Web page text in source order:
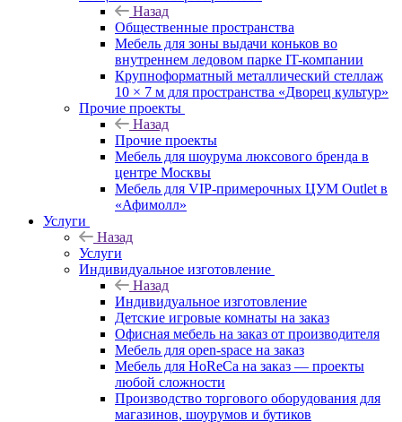
Назад
Общественные пространства
Мебель для зоны выдачи коньков во
внутреннем ледовом парке IT-компании
Крупноформатный металлический стеллаж
10 × 7 м для пространства «Дворец культур»
Прочие проекты
Назад
Прочие проекты
Мебель для шоурума люксового бренда в
центре Москвы
Мебель для VIP-примерочных ЦУМ Outlet в
«Афимолл»
Услуги
Назад
Услуги
Индивидуальное изготовление
Назад
Индивидуальное изготовление
Детские игровые комнаты на заказ
Офисная мебель на заказ от производителя
Мебель для open-space на заказ
Мебель для HoReCa на заказ — проекты
любой сложности
Производство торгового оборудования для
магазинов, шоурумов и бутиков